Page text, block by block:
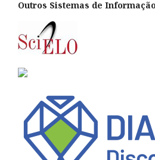
Outros Sistemas de